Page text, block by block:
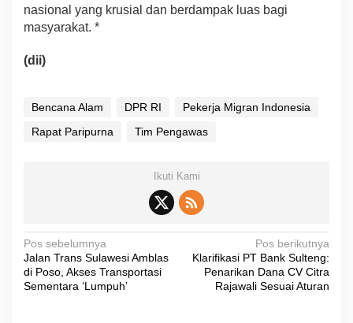
nasional yang krusial dan berdampak luas bagi
masyarakat. *
(dii)
Bencana Alam DPR RI
Pekerja Migran Indonesia
Rapat Paripurna
Tim Pengawas
Ikuti Kami
N
a
v
Pos sebelumnya
Jalan Trans Sulawesi Amblas
di Poso, Akses Transportasi
Sementara ‘Lumpuh’
Pos berikutnya
Klarifikasi PT Bank Sulteng:
Penarikan Dana CV Citra
Rajawali Sesuai Aturan